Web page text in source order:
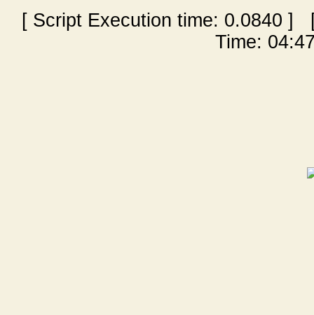
[ Script Execution time: 0.0840 ] [
Time: